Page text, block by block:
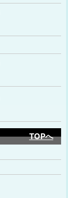
TOPへ